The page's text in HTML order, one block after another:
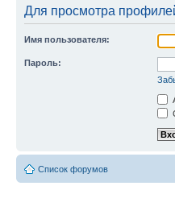
Для просмотра
Имя пользователя:
Пароль:
Список форумов